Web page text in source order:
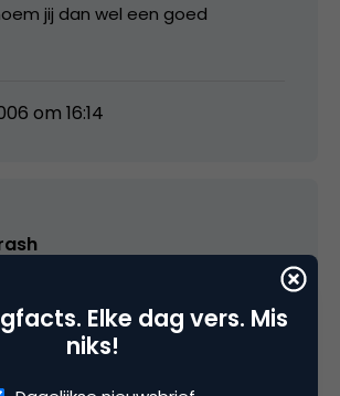
jij dan wel een goed
om 16:14
zelf hun lettergrote, rubrieken,
Elke dag vers. Mis
niks!